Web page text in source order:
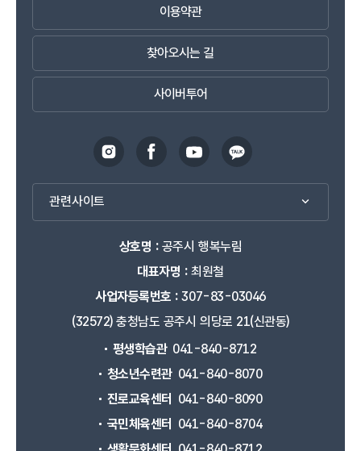
이용약관
찾아오시는 길
사이버투어
관련사이트
상호명 :공주시 행복누림
대표자명 :최원철
사업자등록번호 :307-83-03046
(32572) 충청남도 공주시 의당로 21(신관동)
평생학습관 041-840-8712
청소년수련관 041-840-8070
진로교육센터
041-840-8090
국민체육센터
041-840-8704